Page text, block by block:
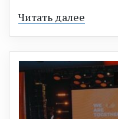
Читать далее